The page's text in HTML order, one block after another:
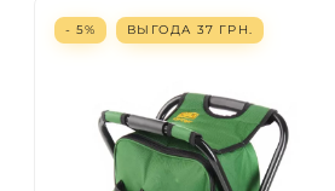
- 5% ВЫГОДА 37 ГРН.